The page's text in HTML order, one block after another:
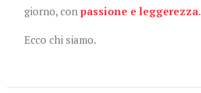
giorno, con passione e leggerezza.
Ecco chi siamo.